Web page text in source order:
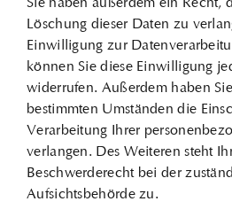
Sie haben außerdem ein Recht,
Löschung dieser Daten zu
Einwilligung zur
können Sie diese Einwilligung
widerrufen. Außerdem haben
bestimmten Umständen die
Verarbeitung Ihrer
verlangen. Des Weiteren steht
Beschwerderecht bei der
Aufsichtsbehörde zu.